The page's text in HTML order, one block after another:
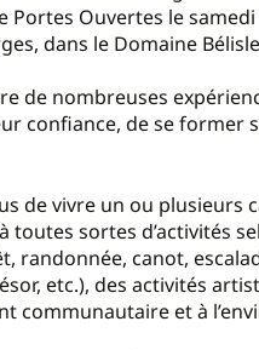
Ouvertes le
dans le Domaine
de nombreuses
confiance, de se former
de vivre un ou plusieurs
sortes d’activités
canot,
etc.), des activités
communautaire et à